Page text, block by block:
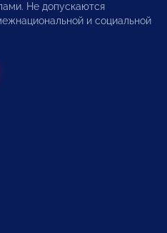
Не допускаются
и социальной